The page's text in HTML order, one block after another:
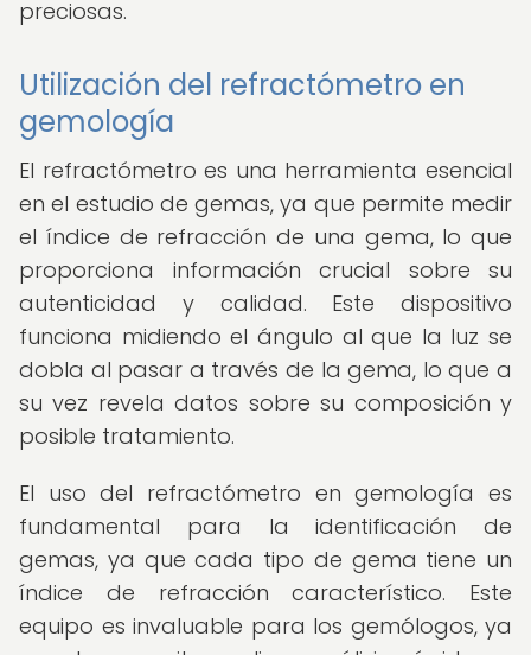
preciosas.
Utilización del refractómetro en
gemología
El refractómetro es una herramienta esencial
en el estudio de gemas, ya que permite medir
el índice de refracción de una gema, lo que
proporciona información crucial sobre su
autenticidad y calidad. Este dispositivo
funciona midiendo el ángulo al que la luz se
dobla al pasar a través de la gema, lo que a
su vez revela datos sobre su composición y
posible tratamiento.
El uso del refractómetro en gemología es
fundamental para la identificación de
gemas, ya que cada tipo de gema tiene un
índice de refracción característico. Este
equipo es invaluable para los gemólogos, ya